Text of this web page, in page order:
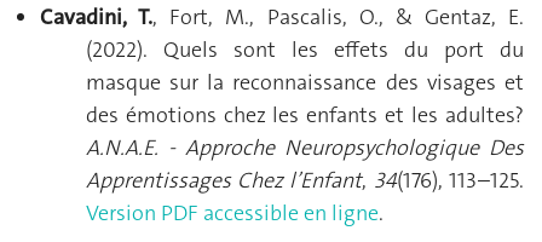
Cavadini, T., Fort, M., Pascalis, O., & Gentaz, E.
(2022). Quels sont les effets du port du
masque sur la reconnaissance des visages et
des émotions chez les enfants et les adultes ?
A.N.A.E. - Approche Neuropsychologique Des
Apprentissages Chez l’Enfant, 34(176), 113–125.
Version PDF accessible en ligne.